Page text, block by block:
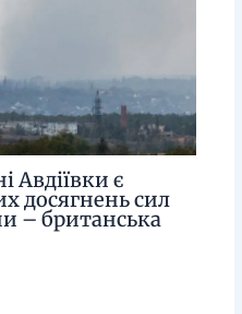
Авдіївки є
досягнень сил
– британська